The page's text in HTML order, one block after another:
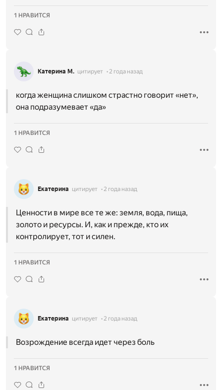
1 НРАВИТСЯ
Катерина М. цитирует 2 года назад
когда женщина слишком страстно говорит «нет»,
она подразумевает «да»
1 НРАВИТСЯ
Екатерина цитирует 2 года назад
Ценности в мире все те же: земля, вода, пища,
золото и ресурсы. И, как и прежде, кто их
контролирует, тот и силен.
1 НРАВИТСЯ
Екатерина цитирует 2 года назад
Возрождение всегда идет через боль
1 НРАВИТСЯ